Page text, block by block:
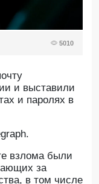
5010
и выставили
и паролях в
взлома были
за
в том числе